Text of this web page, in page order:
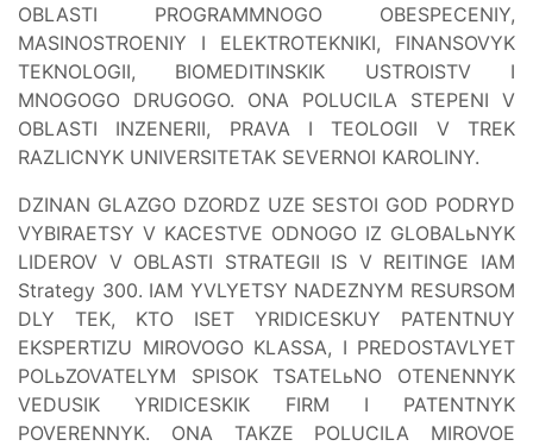
OBLASTI PROGRAMMNOGO OBESPECENIY,
MASINOSTROENIY I ELEKTROTEKNIKI, FINANSOVYK
TEKNOLOGII, BIOMEDITINSKIK USTROISTV I
MNOGOGO DRUGOGO. ONA POLUCILA STEPENI V
OBLASTI INZENERII, PRAVA I TEOLOGII V TREK
RAZLICNYK UNIVERSITETAK SEVERNOI KAROLINY.
DZINAN GLAZGO DZORDZ UZE SESTOI GOD PODRYD
VYBIRAETSY V KACESTVE ODNOGO IZ GLOBALьNYK
LIDEROV V OBLASTI STRATEGII IS V REITINGE IAM
Strategy 300. IAM YVLYETSY NADEZNYM RESURSOM
DLY TEK, KTO ISET YRIDICESKUY PATENTNUY
EKSPERTIZU MIROVOGO KLASSA, I PREDOSTAVLYET
POLьZOVATELYM SPISOK TSATELьNO OTENENNYK
VEDUSIK YRIDICESKIK FIRM I PATENTNYK
POVERENNYK. ONA TAKZE POLUCILA MIROVOE